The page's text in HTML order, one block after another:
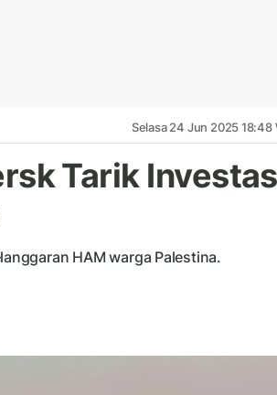
Selasa 24 Jun 2025 18:48
Tarik
HAM warga Palestina.